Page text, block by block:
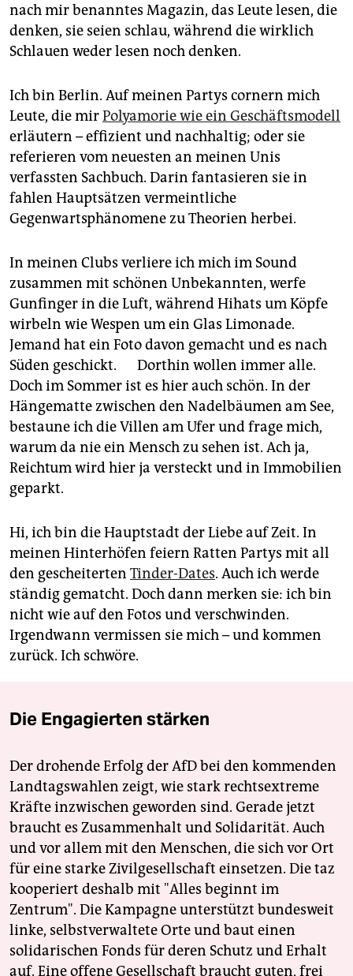
nach mir benanntes Magazin, das Leute lesen, die
denken, sie seien schlau, während die wirklich
Schlauen weder lesen noch denken.
Ich bin Berlin. Auf meinen Partys ­cornern mich
Leute, die mirPolyamorie wie ein Geschäftsmodell
erläutern – effizient und nachhaltig; oder sie
referieren vom neuesten an meinen Unis
verfassten Sachbuch. Darin fantasieren sie in
fahlen Hauptsätzen vermeintliche
Gegenwartsphänomene zu Theorien herbei.
In meinen Clubs verliere ich mich im Sound
zusammen mit schönen Unbekannten, werfe
Gunfinger in die Luft, während Hihats um Köpfe
wirbeln wie Wespen um ein Glas Limonade.
Jemand hat ein Foto davon gemacht und es nach
Süden geschickt. Dorthin wollen immer alle.
Doch im Sommer ist es hier auch schön. In der
Hängematte zwischen den Nadelbäumen am See,
bestaune ich die Villen am Ufer und frage mich,
warum da nie ein Mensch zu sehen ist. Ach ja,
Reichtum wird hier ja versteckt und in Immobilien
geparkt.
Hi, ich bin die Hauptstadt der Liebe auf Zeit. In
meinen Hinterhöfen feiern Ratten Partys mit all
den gescheiterten Tinder-Dates. Auch ich werde
ständig gematcht. Doch dann merken sie: ich bin
nicht wie auf den Fotos und verschwinden.
Irgendwann vermissen sie mich – und kommen
zurück. Ich schwöre.
Die Engagierten stärken
Der drohende Erfolg der AfD bei den kommenden
Landtagswahlen zeigt, wie stark rechtsextreme
Kräfte inzwischen geworden sind. Gerade jetzt
braucht es Zusammenhalt und Solidarität. Auch
und vor allem mit den Menschen, die sich vor Ort
für eine starke Zivilgesellschaft einsetzen. Die taz
kooperiert deshalb mit "Alles beginnt im
Zentrum". Die Kampagne unterstützt bundesweit
linke, selbstverwaltete Orte und baut einen
solidarischen Fonds für deren Schutz und Erhalt
auf. Eine offene Gesellschaft braucht guten, frei